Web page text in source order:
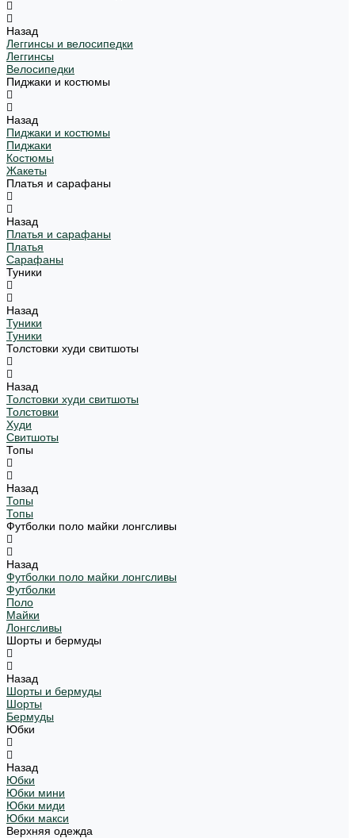
Назад
Леггинсы и велосипедки
Леггинсы
Велосипедки
Пиджаки и костюмы
Назад
Пиджаки и костюмы
Пиджаки
Костюмы
Жакеты
Платья и сарафаны
Назад
Платья и сарафаны
Платья
Сарафаны
Туники
Назад
Туники
Туники
Толстовки худи свитшоты
Назад
Толстовки худи свитшоты
Толстовки
Худи
Свитшоты
Топы
Назад
Топы
Топы
Футболки поло майки лонгсливы
Назад
Футболки поло майки лонгсливы
Футболки
Поло
Майки
Лонгсливы
Шорты и бермуды
Назад
Шорты и бермуды
Шорты
Бермуды
Юбки
Назад
Юбки
Юбки мини
Юбки миди
Юбки макси
Верхняя одежда